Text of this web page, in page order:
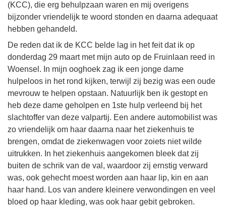
(KCC), die erg behulpzaan waren en mij overigens
bijzonder vriendelijk te woord stonden en daarna adequaat
hebben gehandeld.
De reden dat ik de KCC belde lag in het feit dat ik op
donderdag 29 maart met mijn auto op de Fruinlaan reed in
Woensel. In mijn ooghoek zag ik een jonge dame
hulpeloos in het rond kijken, terwijl zij bezig was een oude
mevrouw te helpen opstaan. Natuurlijk ben ik gestopt en
heb deze dame geholpen en 1ste hulp verleend bij het
slachtoffer van deze valpartij. Een andere automobilist was
zo vriendelijk om haar daarna naar het ziekenhuis te
brengen, omdat de ziekenwagen voor zoiets niet wilde
uitrukken. In het ziekenhuis aangekomen bleek dat zij
buiten de schrik van de val, waardoor zij ernstig verward
was, ook gehecht moest worden aan haar lip, kin en aan
haar hand. Los van andere kleinere verwondingen en veel
bloed op haar kleding, was ook haar gebit gebroken.